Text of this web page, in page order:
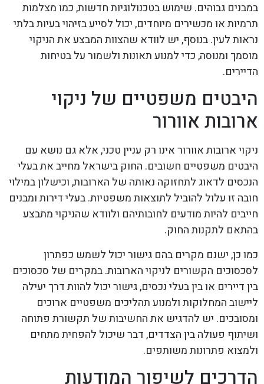
במבנים גבוהים. שימוש בטכנולוגיות חדשות, כמו מצלמות
תרמיות או מכשירים מיוחדים, יכול לסייע בזיהוי בעיות בלתי
נראות לעין. בנוסף, יש לוודא שהצוות המבצע את הניקוי
מוסמך ומנוסה, כדי למנוע תאונות ולשמור על בטיחות
הדיירים.
היבטים משפטיים של ניקוי
ארובות אוורור
ניקוי ארובות אוורור אינו רק עניין טכני, אלא גם נושא עם
היבטים משפטיים חשובים. החוק בישראל מחייב את בעלי
הנכסים לדאוג לתחזוקה נאותה של הארובות, וכישלון במילוי
חובה זו עלול להוביל לתוצאות משפטיות. בעלי דירות ומבנים
חייבים להיות מודעים לחובותיהם ולוודא שהניקוי מתבצע
בהתאם לתקנות החוק.
כמו כן, ישנם מקרים בהם גישור יכול לשמש כפתרון
לסכסוכים הקשורים לניקוי הארובות. במקרים של סכסוכים
בין דיירים או בין בעלי נכסים, גישור יכול להוות דרך יעילה
ליישוב המחלוקות ולמנוע תהליכים משפטיים ארוכים
ומסובכים. יש להדגיש את החשיבות של תקשורת פתוחה
ושיתוף פעולה בין הצדדים, דבר שיכול להפחית מתחים
ולמצוא פתרונות משותפים.
הדרכים לשיפור המודעות